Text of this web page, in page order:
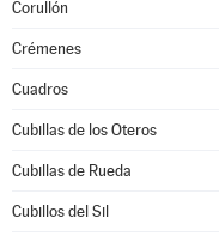
Corullón
Crémenes
Cuadros
Cubillas de los Oteros
Cubillas de Rueda
Cubillos del Sil